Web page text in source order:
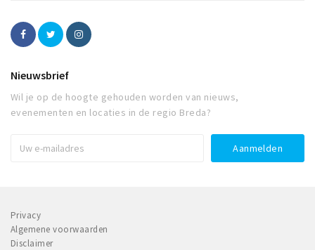
Nieuwsbrief
Wil je op de hoogte gehouden worden van nieuws,
evenementen en locaties in de regio Breda?
Privacy
Algemene voorwaarden
Disclaimer